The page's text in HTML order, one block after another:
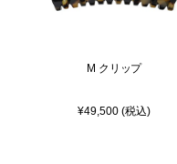
M クリップ
¥49,500 (税込)